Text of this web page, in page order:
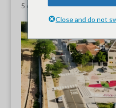
5 de março de 2026|Notícias
Close and do not